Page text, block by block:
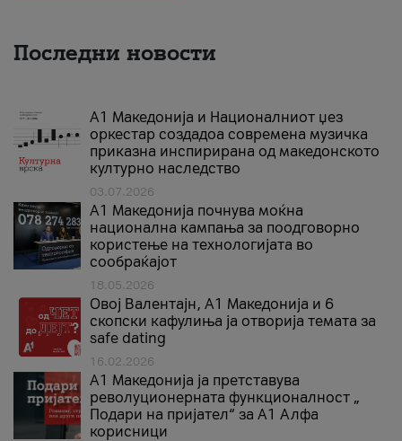
Последни новости
А1 Македонија и Националниот џез
оркестар создадоа современа музичка
приказна инспирирана од македонското
културно наследство
03.07.2026
A1 Македонија почнува моќна
национална кампања за поодговорно
користење на технологијата во
сообраќајот
18.05.2026
Овој Валентајн, A1 Македонија и 6
скопски кафулиња ја отворија темата за
safe dating
16.02.2026
А1 Македонија ја претставува
револуционерната функционалност „
Подари на пријател“ за А1 Алфа
корисници